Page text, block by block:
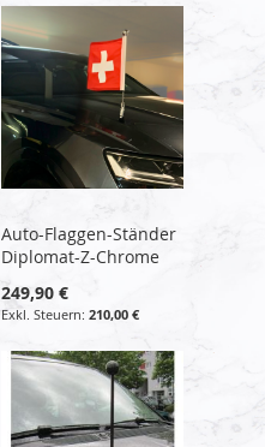
Auto-Flaggen-Ständer
Diplomat-Z-Chrome
249,90 €
210,00 €